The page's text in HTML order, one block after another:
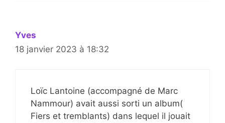
Yves
18 janvier 2023 à 18:32
Loïc Lantoine (accompagné de Marc
Nammour) avait aussi sorti un album(
Fiers et tremblants) dans lequel il jouait